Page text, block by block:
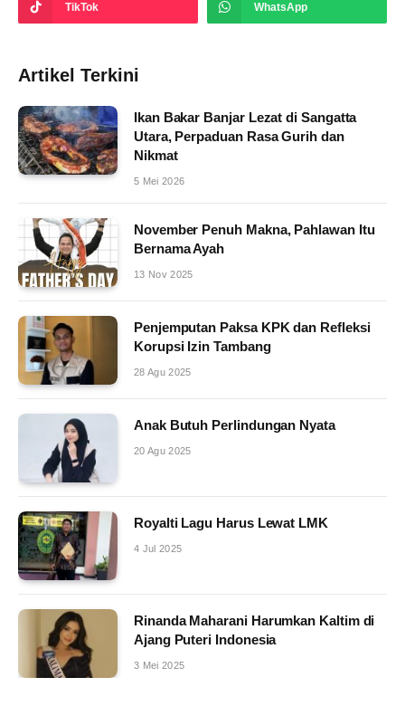
TikTok WhatsApp
Artikel Terkini
Ikan Bakar Banjar Lezat di Sangatta
Utara, Perpaduan Rasa Gurih dan
Nikmat
5 Mei 2026
November Penuh Makna, Pahlawan Itu
Bernama Ayah
13 Nov 2025
Penjemputan Paksa KPK dan Refleksi
Korupsi Izin Tambang
28 Agu 2025
Anak Butuh Perlindungan Nyata
20 Agu 2025
Royalti Lagu Harus Lewat LMK
4 Jul 2025
Rinanda Maharani Harumkan Kaltim di
Ajang Puteri Indonesia
3 Mei 2025